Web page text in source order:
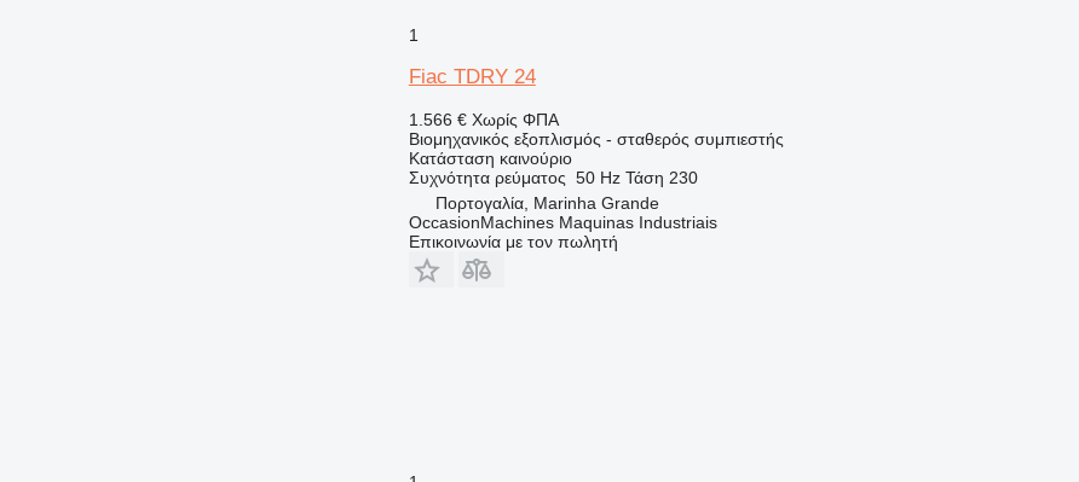
1
Fiac TDRY 24
1.566 € Χωρίς ΦΠΑ
Βιομηχανικός εξοπλισμός - σταθερός συμπιεστής
Κατάσταση καινούριο
Συχνότητα ρεύματος 50 Hz Τάση 230
Πορτογαλία, Marinha Grande
OccasionMachines Maquinas Industriais
Επικοινωνία με τον πωλητή